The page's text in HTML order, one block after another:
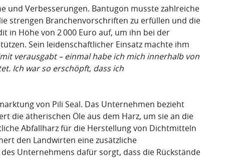
und Verbesserungen. Bantugon musste zahlreiche
strengen Branchenvorschriften zu erfüllen und die
in Höhe von 2 000 Euro auf, um ihn bei der
Sein leidenschaftlicher Einsatz machte ihm
verausgabt – einmal habe ich mich innerhalb von
Ich war so erschöpft, dass ich
von Pili Seal. Das Unternehmen bezieht
die ätherischen Öle aus dem Harz, um sie an die
Abfallharz für die Herstellung von Dichtmitteln
den Landwirten eine zusätzliche
Unternehmens dafür sorgt, dass die Rückstände